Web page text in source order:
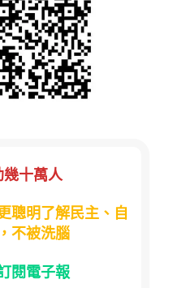
幾十萬人
聰明了解民主、自
不被洗腦
閱電子報